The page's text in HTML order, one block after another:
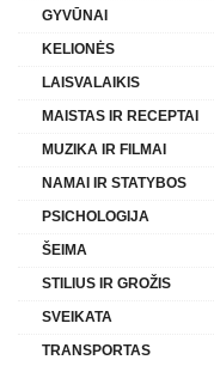
GYVŪNAI
KELIONĖS
LAISVALAIKIS
MAISTAS IR RECEPTAI
MUZIKA IR FILMAI
NAMAI IR STATYBOS
PSICHOLOGIJA
ŠEIMA
STILIUS IR GROŽIS
SVEIKATA
TRANSPORTAS